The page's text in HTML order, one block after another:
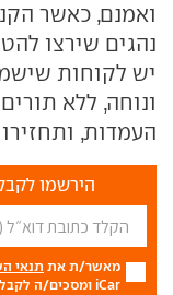
ואמנם, כאשר
נהגים שירצו
יש לקוחות
ונוחה, ללא
העמדות,
הירשמו
מאשר/ת את תנאי
iCar ומסכים/ה לקבל מכם דברי פרסום.